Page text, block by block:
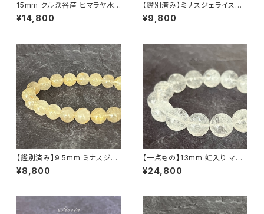
15mm クル渓谷産 ヒマラヤ水
晶 ブレスレット 微細な虹・ライ
モナイト入り【画像現物】
¥14,800
【鑑別済み】ミナスジェライス産
12mm珠 ルチルクォーツ ブレス
レット
¥9,800
【鑑別済み】9.5mm ミナスジェ
ライス州産 ゴールデン ルチルク
ォーツ ブレスレット【画像現物・
¥8,800
【一点もの】13mm 虹入り マニ
カラン産 ヒマラヤ水晶 ブレスレ
ット【鑑別済み・M0714】
¥24,800